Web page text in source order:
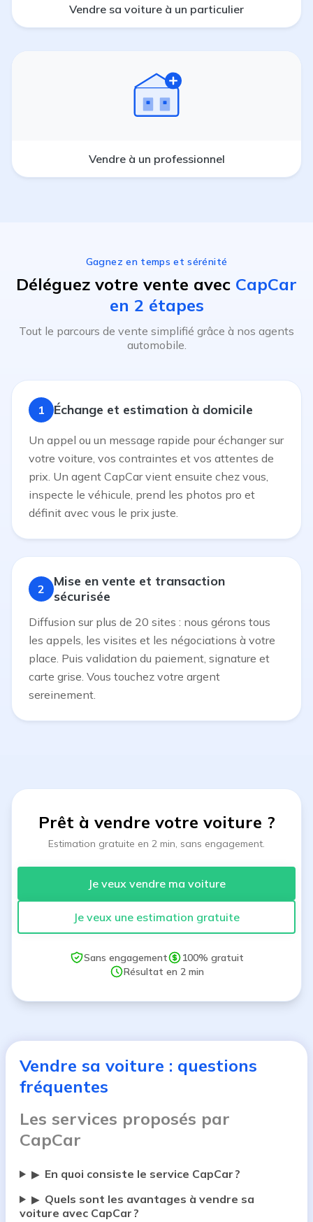
Vendre sa voiture à un particulier
Vendre à un professionnel
Gagnez en temps et sérénité
Déléguez votre vente avec CapCar
en 2 étapes
Tout le parcours de vente simplifié grâce à nos agents
automobile.
1 Échange et estimation à domicile
Un appel ou un message rapide pour échanger sur
votre voiture, vos contraintes et vos attentes de
prix. Un agent CapCar vient ensuite chez vous,
inspecte le véhicule, prend les photos pro et
définit avec vous le prix juste.
2
Mise en vente et transaction
sécurisée
Diffusion sur plus de 20 sites : nous gérons tous
les appels, les visites et les négociations à votre
place. Puis validation du paiement, signature et
carte grise. Vous touchez votre argent
sereinement.
Prêt à vendre votre voiture ?
Estimation gratuite en 2 min, sans engagement.
Je veux vendre ma voiture
Je veux une estimation gratuite
Sans engagement
100% gratuit
Résultat en 2 min
Vendre sa voiture : questions
fréquentes
Les services proposés par
CapCar
▶ En quoi consiste le service CapCar ?
▶ Quels sont les avantages à vendre sa
voiture avec CapCar ?